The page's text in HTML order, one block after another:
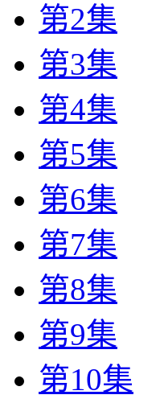
第2集
第3集
第4集
第5集
第6集
第7集
第8集
第9集
第10集